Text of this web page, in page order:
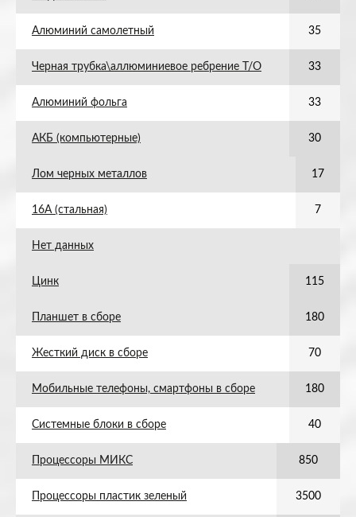
Алюминий самолетный 35
Черная трубка\аллюминиевое ребрение Т/О 33
Алюминий фольга 33
АКБ (компьютерные) 30
Лом черных металлов 17
16А (стальная) 7
Нет данных
Цинк 115
Планшет в сборе 180
Жесткий диск в сборе 70
Мобильные телефоны, смартфоны в сборе 180
Системные блоки в сборе 40
Процессоры МИКС 850
Процессоры пластик зеленый 3500